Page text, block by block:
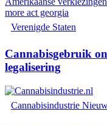
Verenigde Staten
Cannabisgebruik
legalisering
Cannabisindustrie